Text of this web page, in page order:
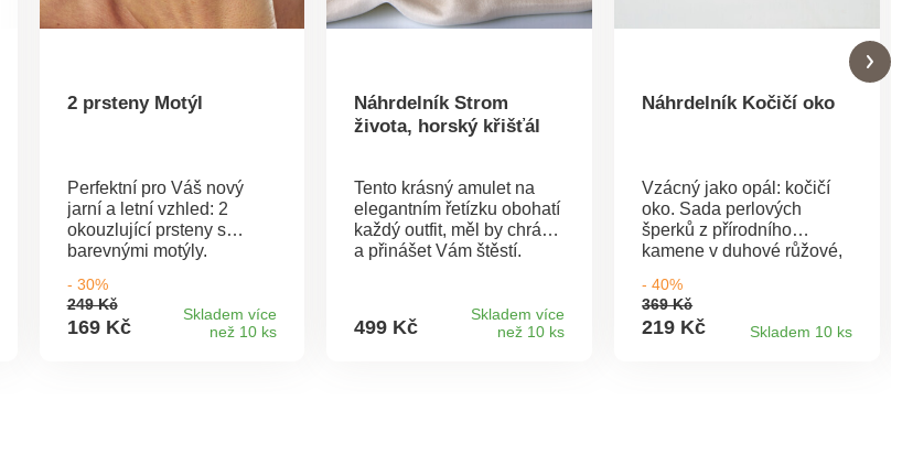
2 prsteny Motýl
Perfektní pro Váš nový
jarní a letní vzhled: 2
okouzlující prsteny s
barevnými motýly.
přizpůsobí velikosti prstu.2
napínací kroužky s
barevnými motýly.
- 30%
249 Kč
169 Kč
Skladem více
než 10 ks
Náhrdelník Strom
života, horský křišťál
Tento krásný amulet na
elegantním řetízku obohatí
každý outfit, měl by chránit
a přinášet Vám štěstí.
Přívěsek z horského
křišťálu. Pozlacený strom
499 Kč
Skladem více
než 10 ks
Náhrdelník Kočičí oko
Vzácný jako opál: kočičí
oko. Sada perlových
šperků z přírodního
kamene v duhové růžové,
jedinečný a fascinuje svou
hrou se světlem.
Náhrdelník se zapínáním
- 40%
369 Kč
219 Kč Skladem 10 ks